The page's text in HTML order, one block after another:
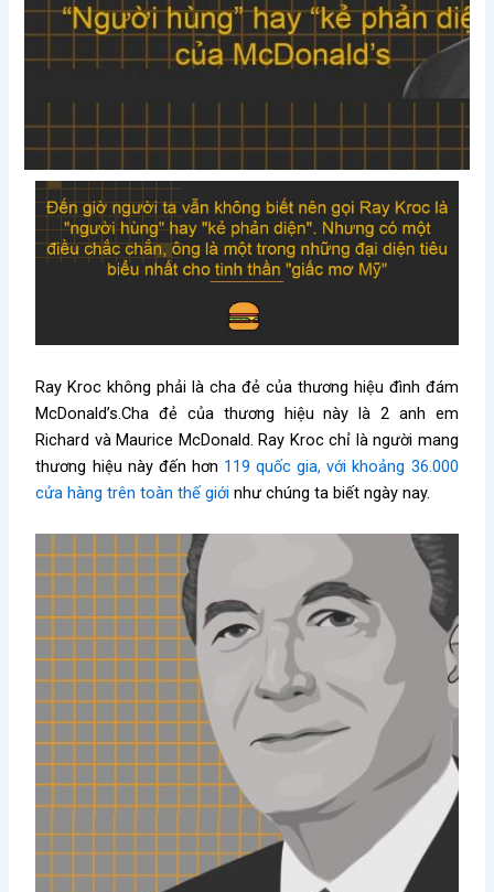
Ray Kroc không phải là cha đẻ của thương hiệu đình đám
McDonald’s.Cha đẻ của thương hiệu này là 2 anh em
Richard và Maurice McDonald. Ray Kroc chỉ là người mang
thương hiệu này đến hơn 119 quốc gia, với khoảng 36.000
cửa hàng trên toàn thế giới như chúng ta biết ngày nay.